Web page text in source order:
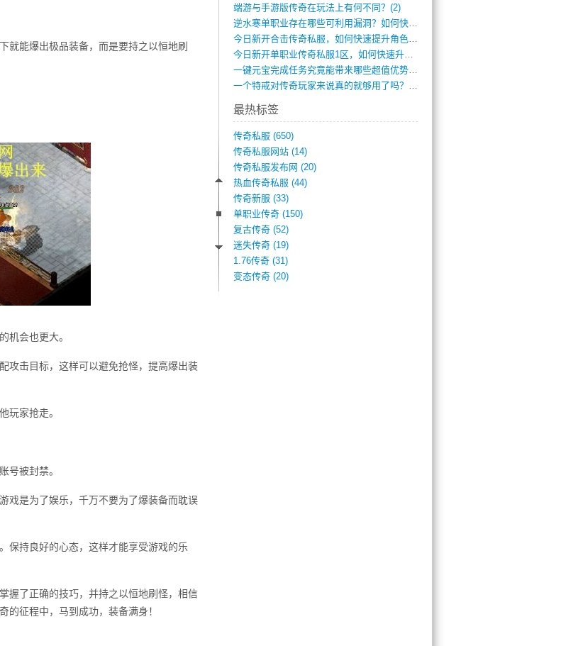
就能爆出极品装备，而是要持之以恒地刷
机会也更大。
攻击目标，这样可以避免抢怪，提高爆出装
玩家抢走。
号被封禁。
戏是为了娱乐，千万不要为了爆装备而耽误
保持良好的心态，这样才能享受游戏的乐
握了正确的技巧，并持之以恒地刷怪，相信
的征程中，马到成功，装备满身！
端游与手游版传奇在玩法上有何不同？(2)
逆水寒单职业存在哪些可利用漏洞？如何快速(1)
今日新开合击传奇私服，如何快速提升角色战(0)
今日新开单职业传奇私服1区，如何快速升级(0)
一键元宝完成任务究竟能带来哪些超值优势？(0)
一个特戒对传奇玩家来说真的就够用了吗？(0)
最热标签
传奇私服 (650)
传奇私服网站 (14)
传奇私服发布网 (20)
热血传奇私服 (44)
传奇新服 (33)
单职业传奇 (150)
复古传奇 (52)
迷失传奇 (19)
1.76传奇 (31)
变态传奇 (20)